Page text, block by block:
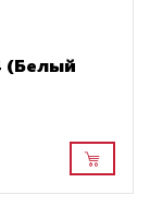
(Белый